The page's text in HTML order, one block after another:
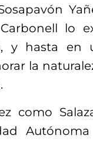
lo
y hasta en
la
como